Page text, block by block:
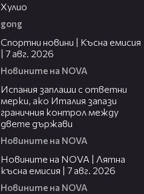
Хулио
gong
Спортни новини | Късна емисия
| 7 авг. 2026
Новините на NOVA
Испания заплаши с ответни
мерки, ако Италия запази
граничния контрол между
двете държави
Новините на NOVA
Новините на NOVA | Лятна
късна емисия | 7 авг. 2026
Новините на NOVA